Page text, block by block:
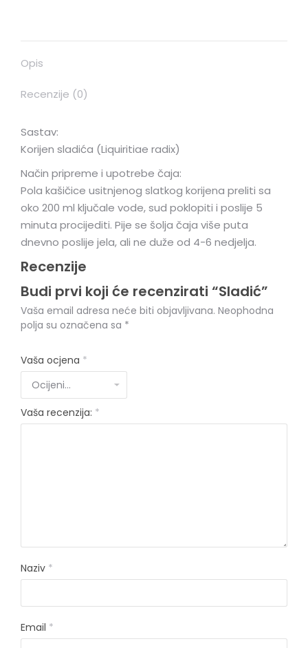
Opis
Recenzije (0)
Sastav:
Korijen sladića (Liquiritiae radix)
Način pripreme i upotrebe čaja:
Pola kašičice usitnjenog slatkog korijena preliti sa
oko 200 ml ključale vode, sud poklopiti i poslije 5
minuta procijediti. Pije se šolja čaja više puta
dnevno poslije jela, ali ne duže od 4-6 nedjelja.
Recenzije
Budi prvi koji će recenzirati “Sladić”
Vaša email adresa neće biti objavljivana. Neophodna
polja su označena sa *
Vaša ocjena *
Vaša recenzija: *
Naziv *
Email *